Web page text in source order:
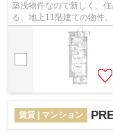
築浅物件なので新しく、
る、地上11階建ての物件
ションなので、通勤・通学
賃貸 | マンション